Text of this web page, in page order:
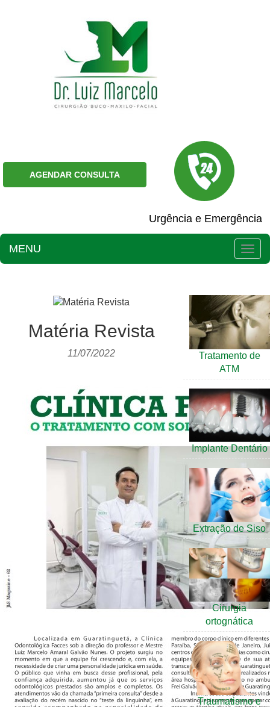
AGENDAR CONSULTA
Urgência e Emergência
MENU
Matéria Revista
11/07/2022
Tratamento de
ATM
Implante Dentário
Extração de Siso
Cirurgia
ortognática
Traumatismo e